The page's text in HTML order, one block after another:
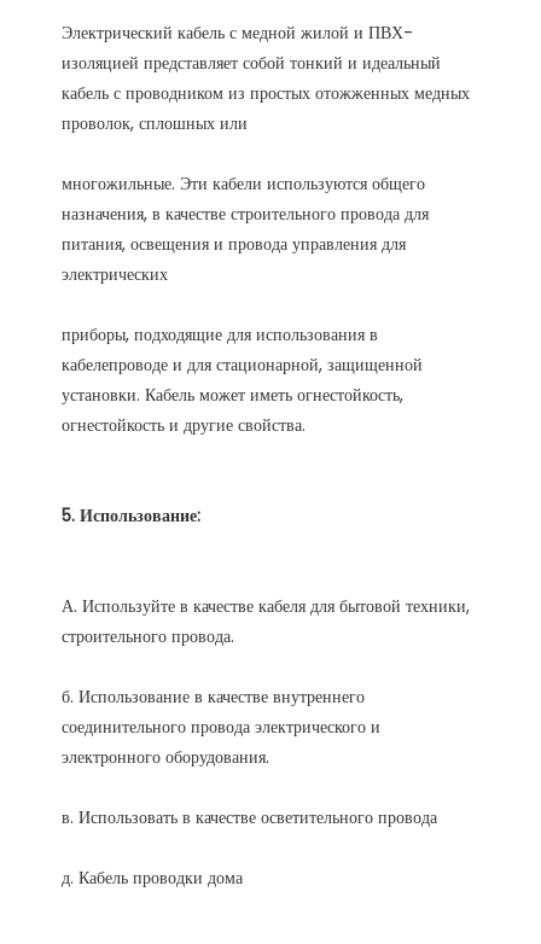
Электрический кабель с медной жилой и ПВХ-
изоляцией представляет собой тонкий и идеальный
кабель с проводником из простых отожженных медных
многожильные. Эти кабели используются общего
назначения, в качестве строительного провода для
питания, освещения и провода управления для
приборы, подходящие для использования в
кабелепроводе и для стационарной, защищенной
установки. Кабель может иметь огнестойкость,
А. Используйте в качестве кабеля для бытовой техники,
б. Использование в качестве внутреннего
соединительного провода электрического и